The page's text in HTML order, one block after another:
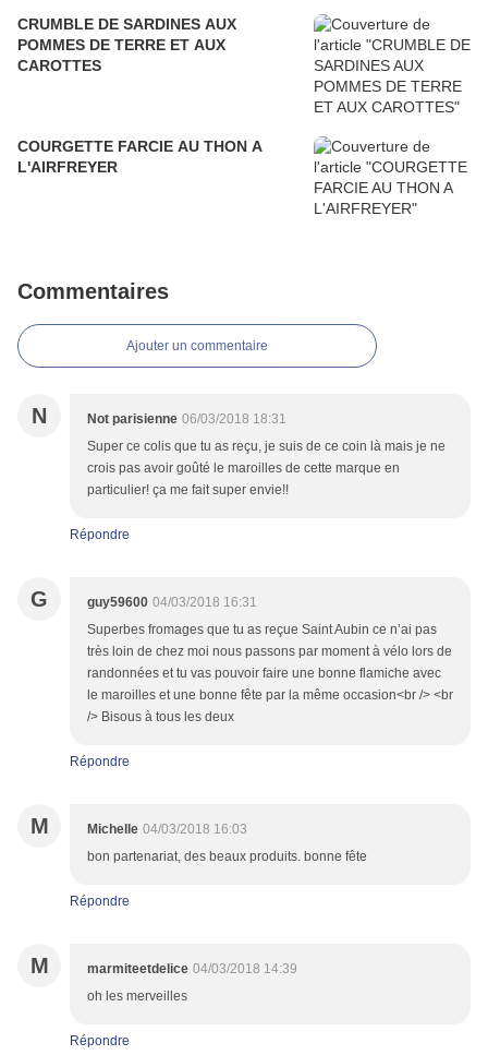
CRUMBLE DE SARDINES AUX
POMMES DE TERRE ET AUX
CAROTTES
COURGETTE FARCIE AU THON A
L'AIRFREYER
Commentaires
Ajouter un commentaire
N Not parisienne 06/03/2018 18:31
Super ce colis que tu as reçu, je suis de ce coin là mais je ne
crois pas avoir goûté le maroilles de cette marque en
particulier! ça me fait super envie!!
Répondre
G guy59600 04/03/2018 16:31
Superbes fromages que tu as reçue Saint Aubin ce n’ai pas
très loin de chez moi nous passons par moment à vélo lors de
randonnées et tu vas pouvoir faire une bonne flamiche avec
le maroilles et une bonne fête par la même occasion<br /> <br
/> Bisous à tous les deux
Répondre
M Michelle 04/03/2018 16:03
bon partenariat, des beaux produits. bonne fête
Répondre
M marmiteetdelice 04/03/2018 14:39
oh les merveilles
Répondre